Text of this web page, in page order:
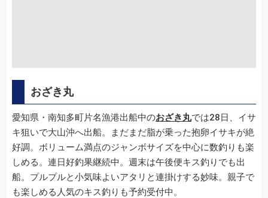
おざき丸
愛知県・南知多町片名漁港出船中のおざき丸では28日、イサ
キ狙いで大山沖へ出船。まだまだ脂が乗った抱卵イサキが絶
好調。ボリューム満点のジャンボサイズを中心に数釣りも楽
しめる。連日好釣果継続中。週末は午後便キス釣りでも出
船。プルプルと小気味よいアタリと連掛けする妙味。親子で
も楽しめる人気のキス釣りも予約受付中。